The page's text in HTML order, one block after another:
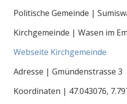
Politische Gemeinde |
Kirchgemeinde | Wasen im
Webseite Kirchgemeinde
Adresse | Gmündenstrasse 3
Koordinaten | 47.043076,